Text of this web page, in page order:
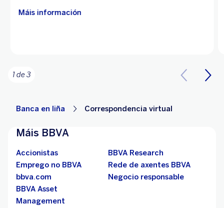
Máis información
1 de 3
Banca en liña Correspondencia virtual
Máis BBVA
Accionistas
BBVA Research
Emprego no BBVA
Rede de axentes BBVA
bbva.com
Negocio responsable
BBVA Asset
Management